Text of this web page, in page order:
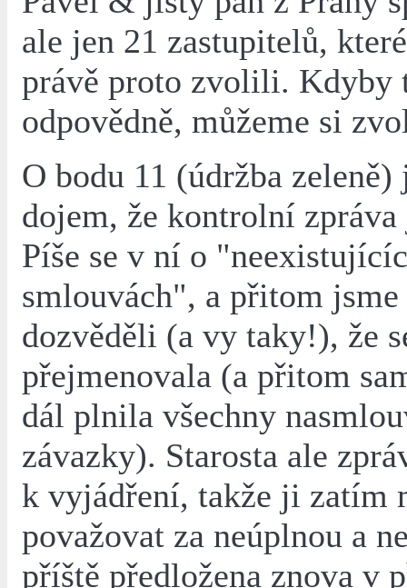
ale jen 21 zastupitelů,
právě proto zvolili. Kdyby
odpovědně, můžeme si
O bodu 11 (údržba
dojem, že kontrolní zpráva
Píše se v ní o
smlouvách", a přitom jsme
dozvěděli (a vy taky!), že
přejmenovala (a přitom
dál plnila všechny
závazky). Starosta ale
k vyjádření, takže ji zatím
považovat za neúplnou a
příště předložena znova v